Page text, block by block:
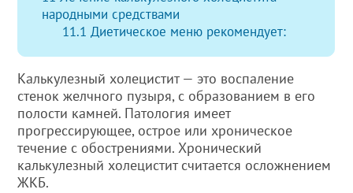
народными средствами
11.1 Диетическое меню рекомендует:
Калькулезный холецистит — это воспаление
стенок желчного пузыря, с образованием в его
полости камней. Патология имеет
прогрессирующее, острое или хроническое
течение с обострениями. Хронический
калькулезный холецистит считается осложнением
ЖКБ.